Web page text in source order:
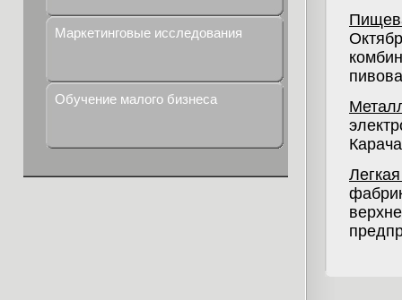
Маркетинговые исследования
Обучение малого бизнеса